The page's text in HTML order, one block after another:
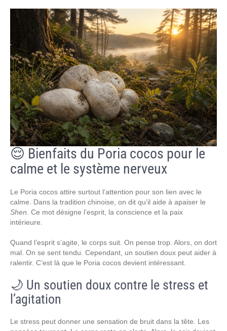
😌 Bienfaits du Poria cocos pour le
calme et le système nerveux
Le Poria cocos attire surtout l’attention pour son lien avec le
calme. Dans la tradition chinoise, on dit qu’il aide à apaiser le
Shen . Ce mot désigne l’esprit, la conscience et la paix
intérieure.
Quand l’esprit s’agite, le corps suit. On pense trop. Alors, on dort
mal. On se sent tendu. Cependant, un soutien doux peut aider à
ralentir. C’est là que le Poria cocos devient intéressant.
🌙 Un soutien doux contre le stress et
l’agitation
Le stress peut donner une sensation de bruit dans la tête. Les